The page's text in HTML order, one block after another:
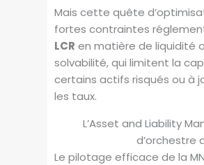
Mais cette quête
fortes contraintes
LCR en matière de liquidité
solvabilité, qui limitent la
certains actifs risqués ou à
les taux.
L’Asset and Liability
d’orchestre
Le pilotage efficace de la